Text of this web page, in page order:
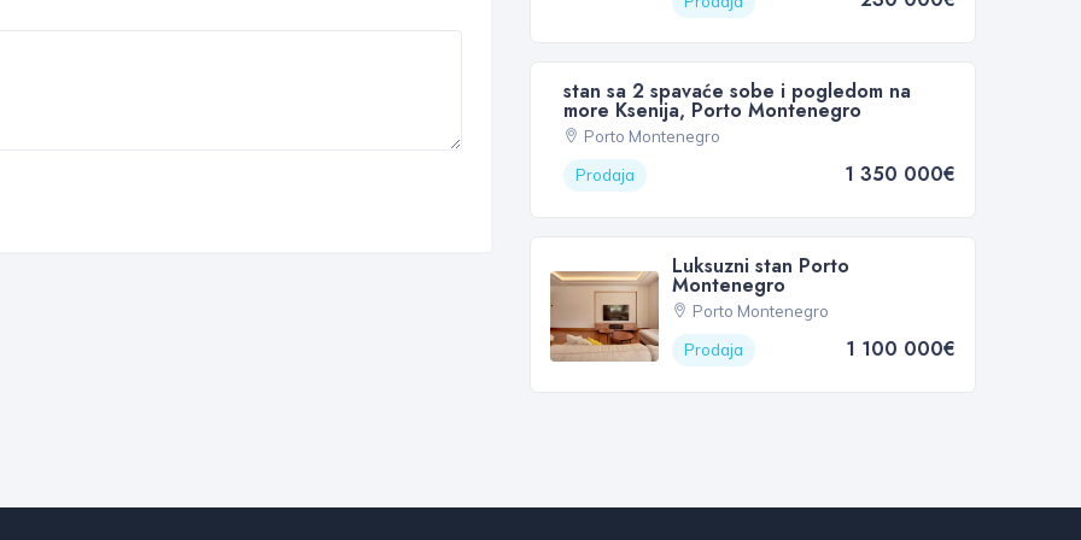
stan sa 2 spavaće sobe i pogledom na
more Ksenija, Porto Montenegro
Porto Montenegro
Prodaja
1 350 000€
Luksuzni stan Porto
Montenegro
Porto Montenegro
Prodaja
1 100 000€